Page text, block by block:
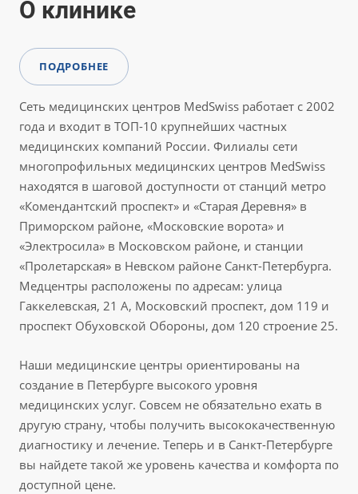
О клинике
ПОДРОБНЕЕ
Сеть медицинских центров MedSwiss работает с 2002
года и входит в ТОП-10 крупнейших частных
медицинских компаний России. Филиалы сети
многопрофильных медицинских центров MedSwiss
находятся в шаговой доступности от станций метро
«Комендантский проспект» и «Старая Деревня» в
Приморском районе, «Московские ворота» и
«Электросила» в Московском районе, и станции
«Пролетарская» в Невском районе Санкт-Петербурга.
Медцентры расположены по адресам: улица
Гаккелевская, 21 А, Московский проспект, дом 119 и
проспект Обуховской Обороны, дом 120 строение 25.
Наши медицинские центры ориентированы на
создание в Петербурге высокого уровня
медицинских услуг. Совсем не обязательно ехать в
другую страну, чтобы получить высококачественную
диагностику и лечение. Теперь и в Санкт-Петербурге
вы найдете такой же уровень качества и комфорта по
доступной цене.